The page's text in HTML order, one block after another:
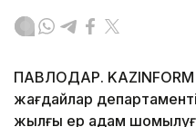
ПАВЛОДАР. KAZINFORM -
жағдайлар
жылғы ер адам